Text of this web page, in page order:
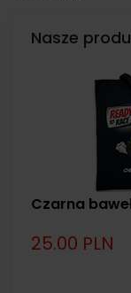
Nasze
Czarna
25.00 PLN